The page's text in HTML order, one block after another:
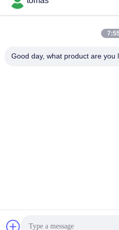
Industrial Park Suzhou,
Good day, what product are you